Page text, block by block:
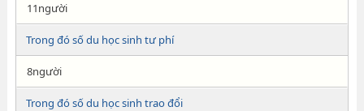
11người
Trong đó số du học sinh tư phí
8người
Trong đó số du học sinh trao đổi